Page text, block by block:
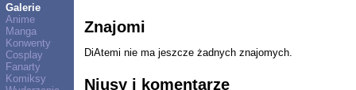
Galerie
Anime
Manga
Konwenty
Cosplay
Fanarty
Komiksy
Znajomi
DiAtemi nie ma jeszcze żadnych znajomych.
Niusy i komentarze